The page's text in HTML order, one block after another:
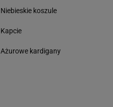
Niebieskie koszule
Kapcie
Ażurowe kardigany